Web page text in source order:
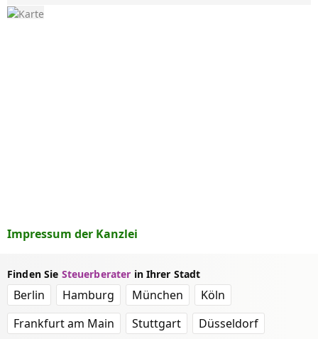
Impressum der Kanzlei
Finden Sie Steuerberater in Ihrer Stadt
Berlin Hamburg München
Köln
Frankfurt am Main
Stuttgart
Düsseldorf